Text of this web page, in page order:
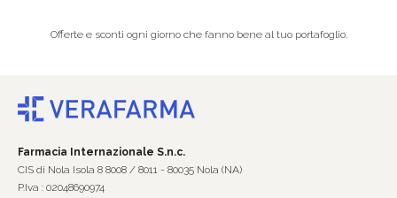
Offerte e sconti ogni giorno che fanno bene al tuo portafoglio.
Farmacia Internazionale S.n.c.
CIS di Nola Isola 8 8008 / 8011 - 80035 Nola (NA)
P.Iva : 02048690974